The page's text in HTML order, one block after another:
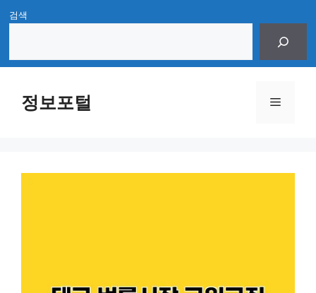
Skip
content
검색
정보포털 Menu